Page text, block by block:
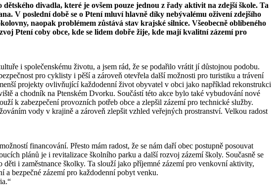
divadla, které je ovšem pouze jednou z řady aktivit na zdejší škole. Ta
V poslední době se o Ptení mluví hlavně díky nebývalému oživení zdejšího
naopak problémem zůstává stav krajské silnice. Všeobecně oblíbeného
Ptení coby obce, kde se lidem dobře žije, kde mají kvalitní zázemí pro
i společenskému životu, a jsem rád, že se podařilo vrátit jí důstojnou podobu.
pro cyklisty i pěší a zároveň otevřela další možnosti pro turistiku a trávení
projekty ovlivňující každodenní život obyvatel v obci jako například rekonstrukci
a chodník na Ptenském Dvorku. Součástí této akce bylo také vybudování nové
k zabezpečení provozních potřeb obce a zlepšil zázemí pro technické služby.
vody v krajině a zároveň zlepšit vzhled veřejných prostranství. Velkou radost
financování. Přesto mám radost, že se nám daří obec postupně posouvat
plánů je i revitalizace školního parku a další rozvoj zázemí školy. Současně se
i zaměstnance školky. Ta slouží jako příjemné zázemí pro venkovní aktivity,
bezpečné zázemí pro každodenní pobyt venku.